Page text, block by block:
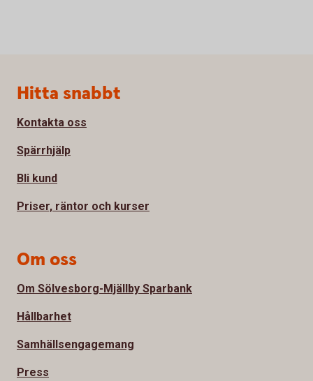
Sidfot
Hitta snabbt
Kontakta oss
Spärrhjälp
Bli kund
Priser, räntor och kurser
Om oss
Om Sölvesborg-Mjällby Sparbank
Hållbarhet
Samhällsengagemang
Press